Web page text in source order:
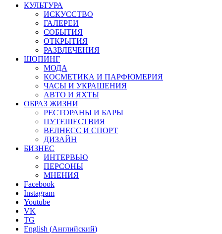
КУЛЬТУРА
ИСКУССТВО
ГАЛЕРЕИ
СОБЫТИЯ
ОТКРЫТИЯ
РАЗВЛЕЧЕНИЯ
ШОПИНГ
МОДА
КОСМЕТИКА И ПАРФЮМЕРИЯ
ЧАСЫ И УКРАШЕНИЯ
АВТО И ЯХТЫ
ОБРАЗ ЖИЗНИ
РЕСТОРАНЫ И БАРЫ
ПУТЕШЕСТВИЯ
ВЕЛНЕСС И СПОРТ
ДИЗАЙН
БИЗНЕС
ИНТЕРВЬЮ
ПЕРСОНЫ
МНЕНИЯ
Facebook
Instagram
Youtube
VK
TG
English (Английский)